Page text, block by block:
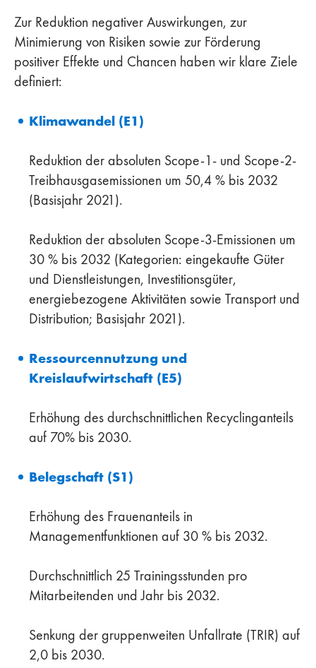
Zur Reduktion negativer Auswirkungen, zur
Minimierung von Risiken sowie zur Förderung
positiver Effekte und Chancen haben wir klare Ziele
definiert:
Klimawandel (E1)
Reduktion der absoluten Scope-1- und Scope-2-
Treibhausgasemissionen um 50,4 % bis 2032
(Basisjahr 2021).
Reduktion der absoluten Scope-3-Emissionen um
30 % bis 2032 (Kategorien: eingekaufte Güter
und Dienstleistungen, Investitionsgüter,
energiebezogene Aktivitäten sowie Transport und
Distribution; Basisjahr 2021).
Ressourcennutzung und
Kreislaufwirtschaft (E5)
Erhöhung des durchschnittlichen Recyclinganteils
auf 70% bis 2030.
Belegschaft (S1)
Erhöhung des Frauenanteils in
Managementfunktionen auf 30 % bis 2032.
Durchschnittlich 25 Trainingsstunden pro
Mitarbeitenden und Jahr bis 2032.
Senkung der gruppenweiten Unfallrate (TRIR) auf
2,0 bis 2030.